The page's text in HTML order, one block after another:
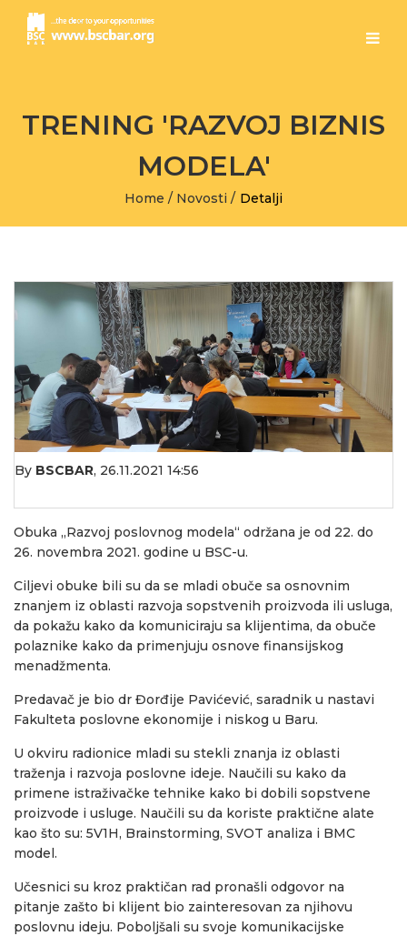
TRENING 'RAZVOJ BIZNIS
MODELA'
Home / Novosti / Detalji
By BSCBAR, 26.11.2021 14:56
Obuka „Razvoj poslovnog modela“ održana je od 22. do
26. novembra 2021. godine u BSC-u.
Ciljevi obuke bili su da se mladi obuče sa osnovnim
znanjem iz oblasti razvoja sopstvenih proizvoda ili usluga,
da pokažu kako da komuniciraju sa klijentima, da obuče
polaznike kako da primenjuju osnove finansijskog
menadžmenta.
Predavač je bio dr Đorđije Pavićević, saradnik u nastavi
Fakulteta poslovne ekonomije i niskog u Baru.
U okviru radionice mladi su stekli znanja iz oblasti
traženja i razvoja poslovne ideje. Naučili su kako da
primene istraživačke tehnike kako bi dobili sopstvene
proizvode i usluge. Naučili su da koriste praktične alate
kao što su: 5V1H, Brainstorming, SVOT analiza i BMC
model.
Učesnici su kroz praktičan rad pronašli odgovor na
pitanje zašto bi klijent bio zainteresovan za njihovu
poslovnu ideju. Poboljšali su svoje komunikacijske